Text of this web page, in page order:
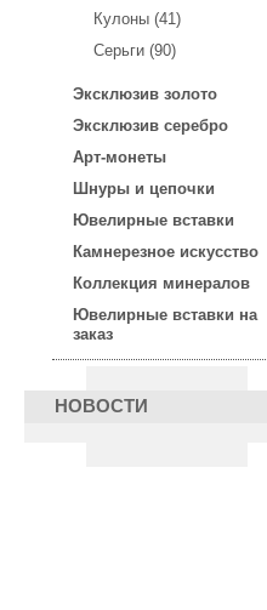
Кулоны (41)
Серьги (90)
Эксклюзив золото
Эксклюзив серебро
Арт-монеты
Шнуры и цепочки
Ювелирные вставки
Камнерезное искусство
Коллекция минералов
Ювелирные вставки на
заказ
НОВОСТИ